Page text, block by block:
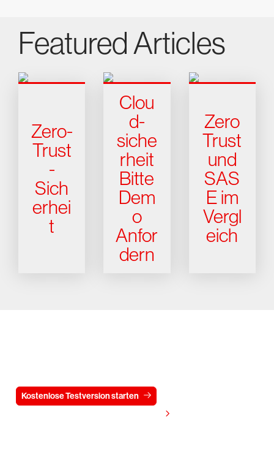
Featured Articles
Zero-
Trust
-
Sich
erhei
t
Clou
d-
siche
rheit
Bitte
Dem
o
Anfor
dern
Zero
Trust
und
SAS
E im
Vergl
eich
Kostenlose Testversion starten